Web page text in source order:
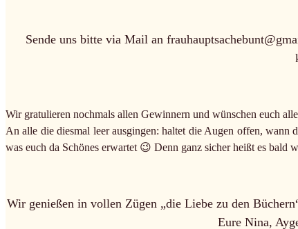
Sende uns bitte via Mail an
Wir gratulieren nochmals allen Gewinnern und wünschen euch
An alle die diesmal leer ausgingen: haltet die Augen offen, wann
was euch da Schönes erwartet 😉 Denn ganz sicher heißt es bald
Wir genießen in vollen Zügen „die Liebe zu den
Eure Nina,